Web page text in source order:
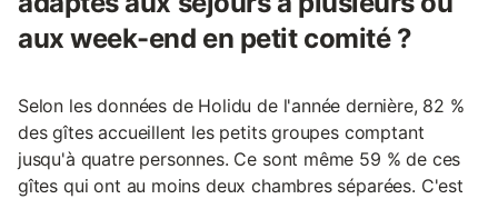
aux week-end en petit comité ?
Selon les données de Holidu de l'année dernière, 82 %
des gîtes accueillent les petits groupes comptant
jusqu'à quatre personnes. Ce sont même 59 % de ces
gîtes qui ont au moins deux chambres séparées. C'est